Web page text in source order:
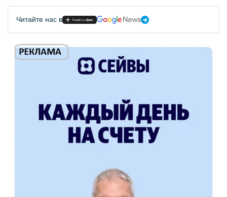
Читайте нас в